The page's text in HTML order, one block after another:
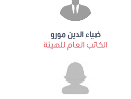
ضياء الدين مورو
الكاتب العام للهيئة